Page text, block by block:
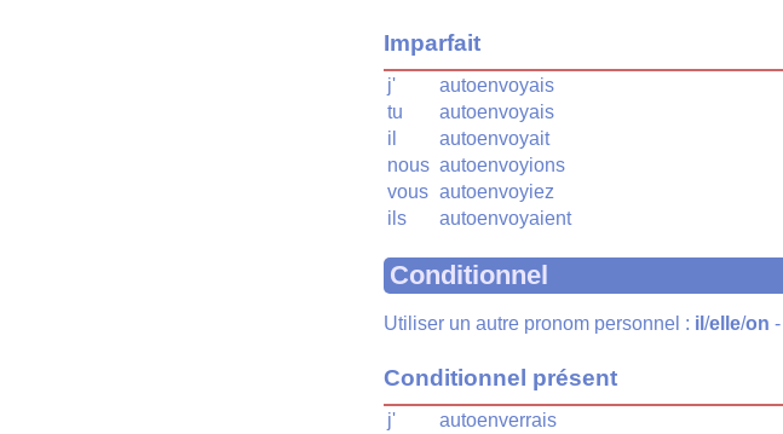
Imparfait
j'
autoenvoyais
tu
autoenvoyais
il
autoenvoyait
nous autoenvoyions
vous autoenvoyiez
ils
autoenvoyaient
Conditionnel
Utiliser un autre pronom personnel : il /elle/on -
Conditionnel présent
j'
autoenverrais